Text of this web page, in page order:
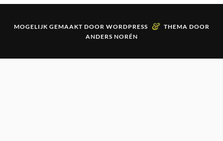
MOGELIJK GEMAAKT DOOR WORDPRESS & THEMA DOOR
ANDERS NORÉN